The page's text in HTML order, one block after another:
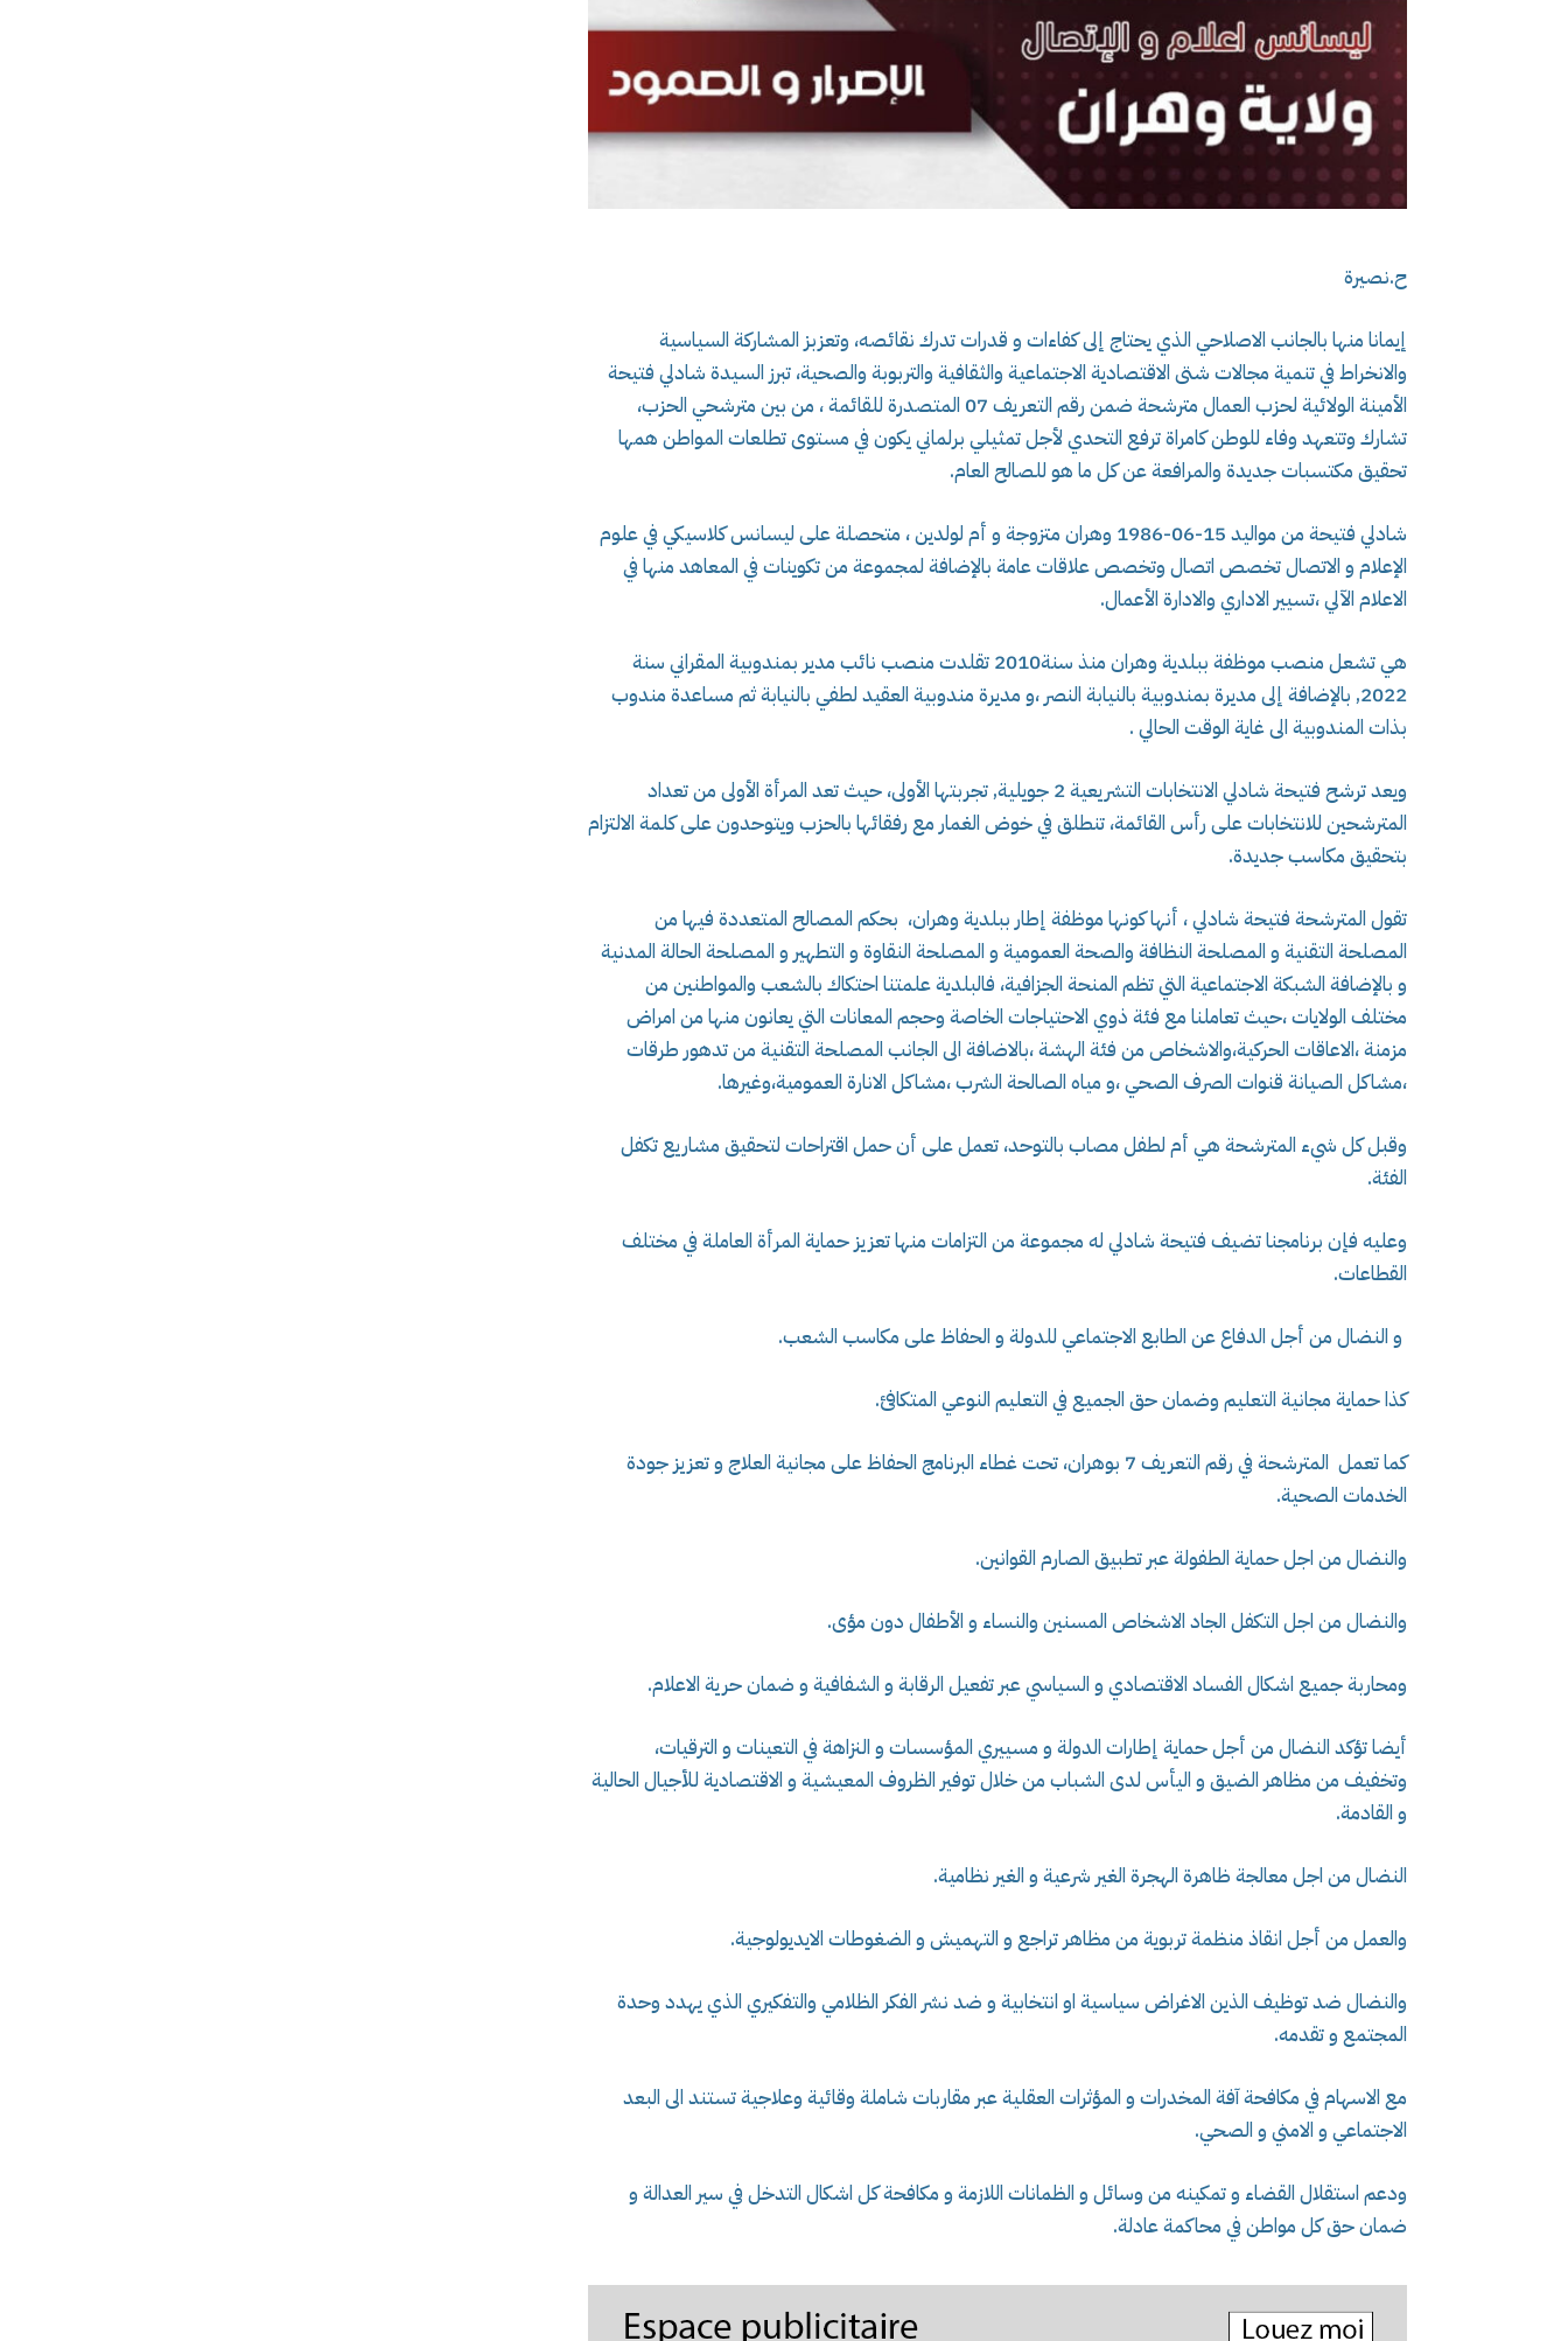
ح.نصيرة
إيمانا منها بالجانب الاصلاحي الذي يحتاج إلى كفاءات و قدرات تدرك نقائصه، وتعزبز المشاركة السياسية
والانخراط في تنمية مجالات شتى الاقتصادية الاجتماعية والثقافية والتربوبة والصحية، تبرز السيدة شادلي فتيحة
الأمينة الولائية لحزب العمال مترشحة ضمن رقم التعريف 07 المتصدرة للقائمة ، من بين مترشحي الحزب،
تشارك وتتعهد وفاء للوطن كامراة ترفع التحدي لأجل تمثيلي برلماني يكون في مستوى تطلعات المواطن همها
تحقيق مكتسبات جديدة والمرافعة عن كل ما هو للصالح العام.
شادلي فتيحة من مواليد 15-06-1986 وهران متزوجة و أم لولدين ، متحصلة على ليسانس كلاسيكي في علوم
الإعلام و الاتصال تخصص اتصال وتخصص علاقات عامة بالإضافة لمجموعة من تكوينات في المعاهد منها في
الاعلام الآلي ،تسيير الاداري والادارة الأعمال.
هي تشعل منصب موظفة ببلدية وهران منذ سنة2010 تقلدت منصب نائب مدير بمندوبية المقراني سنة
2022, بالإضافة إلى مديرة بمندوبية بالنيابة النصر ،و مديرة مندوبية العقيد لطفي بالنيابة ثم مساعدة مندوب
بذات المندوبية الى غاية الوقت الحالي .
ويعد ترشح فتيحة شادلي الانتخابات التشريعية 2 جويلية, تجربتها الأولى، حيث تعد المرأة الأولى من تعداد
المترشحين للانتخابات على رأس القائمة، تنطلق في خوض الغمار مع رفقائها بالحزب ويتوحدون على كلمة الالتزام
بتحقيق مكاسب جديدة.
تقول المترشحة فتيحة شادلي ، أنها كونها موظفة إطار ببلدية وهران، بحكم المصالح المتعددة فيها من
المصلحة التقنية و المصلحة النظافة والصحة العمومية و المصلحة النقاوة و التطهير و المصلحة الحالة المدنية
و بالإضافة الشبكة الاجتماعية التي تظم المنحة الجزافية، فالبلدية علمتنا احتكاك بالشعب والمواطنين من
مختلف الولايات ،حيث تعاملنا مع فئة ذوي الاحتياجات الخاصة وحجم المعانات التي يعانون منها من امراض
مزمنة ،الاعاقات الحركية،والاشخاص من فئة الهشة ،بالاضافة الى الجانب المصلحة التقنية من تدهور طرقات
،مشاكل الصيانة قنوات الصرف الصحي ،و مياه الصالحة الشرب ،مشاكل الانارة العمومية،وغيرها.
وقبل كل شيء المترشحة هي أم لطفل مصاب بالتوحد، تعمل على أن حمل اقتراحات لتحقيق مشاريع تكفل
الفئة.
وعليه فإن برنامجنا تضيف فتيحة شادلي له مجموعة من التزامات منها تعزيز حماية المرأة العاملة في مختلف
القطاعات.
و النضال من أجل الدفاع عن الطابع الاجتماعي للدولة و الحفاظ على مكاسب الشعب.
كذا حماية مجانية التعليم وضمان حق الجميع في التعليم النوعي المتكافئ.
كما تعمل المترشحة في رقم التعريف 7 بوهران، تحت غطاء البرنامج الحفاظ على مجانية العلاج و تعزيز جودة
الخدمات الصحية.
والنضال من اجل حماية الطفولة عبر تطبيق الصارم القوانين.
والنضال من اجل التكفل الجاد الاشخاص المسنين والنساء و الأطفال دون مؤى.
ومحاربة جميع اشكال الفساد الاقتصادي و السياسي عبر تفعيل الرقابة و الشفافية و ضمان حرية الاعلام.
أيضا تؤكد النضال من أجل حماية إطارات الدولة و مسييري المؤسسات و النزاهة في التعينات و الترقيات،
وتخفيف من مظاهر الضيق و اليأس لدى الشباب من خلال توفير الظروف المعيشية و الاقتصادية للأجيال الحالية
و القادمة.
النضال من اجل معالجة ظاهرة الهجرة الغير شرعية و الغير نظامية.
والعمل من أجل انقاذ منظمة تربوية من مظاهر تراجع و التهميش و الضغوطات الايديولوجية.
والنضال ضد توظيف الذين الاغراض سياسية او انتخابية و ضد نشر الفكر الظلامي والتفكيري الذي يهدد وحدة
المجتمع و تقدمه.
مع الاسهام في مكافحة آفة المخدرات و المؤثرات العقلية عبر مقاربات شاملة وقائية وعلاجية تستند الى البعد
الاجتماعي و الامني و الصحي.
ودعم استقلال القضاء و تمكينه من وسائل و الظمانات اللازمة و مكافحة كل اشكال التدخل في سير العدالة و
ضمان حق كل مواطن في محاكمة عادلة.